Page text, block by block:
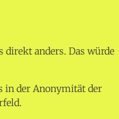
direkt anders. Das würde
in der Anonymität der